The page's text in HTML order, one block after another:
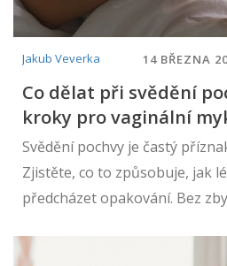
Jakub Veverka 14 BŘEZNA
Co dělat při svědění
kroky pro vaginální
Svědění pochvy je častý
Zjistěte, co to způsobuje, jak
předcházet opakování. Bez